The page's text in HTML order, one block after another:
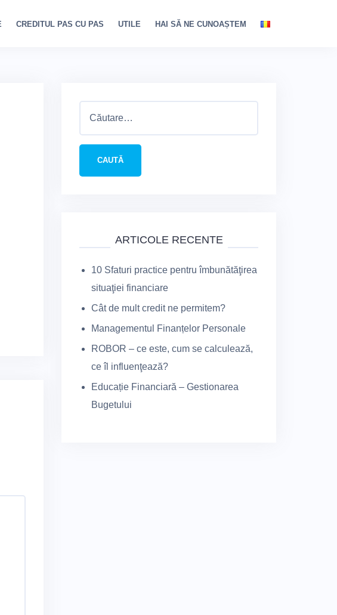
CREDITUL PAS CU PAS UTILE HAI SĂ NE CUNOAȘTEM
ARTICOLE RECENTE
10 Sfaturi practice pentru îmbunătăţirea
situaţiei financiare
Cât de mult credit ne permitem?
Managementul Finanțelor Personale
ROBOR – ce este, cum se calculează,
ce îl influenţează?
Educație Financiară – Gestionarea
Bugetului